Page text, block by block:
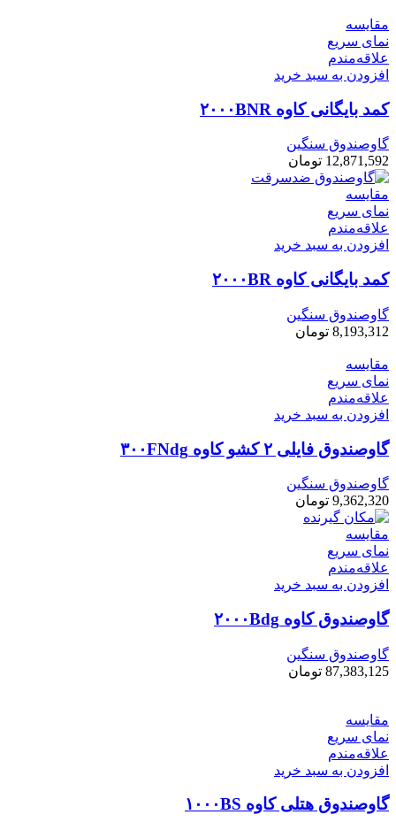
مقایسه
نمای سریع
علاقه‌مندم
افزودن به سبد خرید
کمد بایگانی کاوه ۲۰۰۰BNR
گاوصندوق سنگین
12,871,592 تومان
مقایسه
نمای سریع
علاقه‌مندم
افزودن به سبد خرید
کمد بایگانی کاوه ۲۰۰۰BR
گاوصندوق سنگین
8,193,312 تومان
مقایسه
نمای سریع
علاقه‌مندم
افزودن به سبد خرید
گاوصندوق فایلی ۲ کشو کاوه ۳۰۰FNdg
گاوصندوق سنگین
9,362,320 تومان
مقایسه
نمای سریع
علاقه‌مندم
افزودن به سبد خرید
گاوصندوق کاوه ۲۰۰۰Bdg
گاوصندوق سنگین
87,383,125 تومان
مقایسه
نمای سریع
علاقه‌مندم
افزودن به سبد خرید
گاوصندوق هتلی کاوه ۱۰۰۰BS